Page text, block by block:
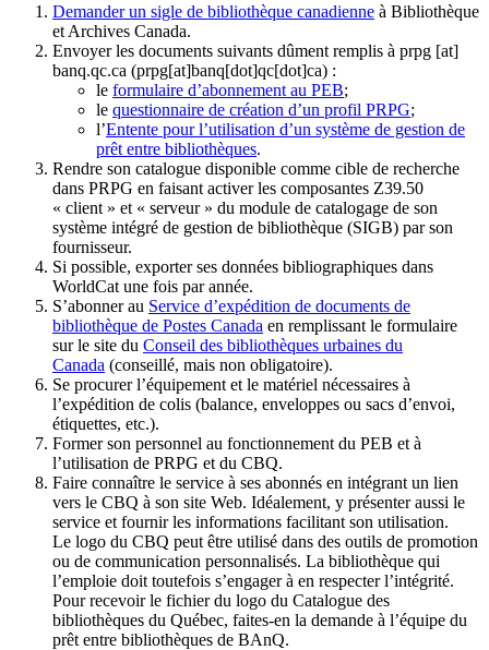
Demander un sigle de bibliothèque canadienne à Bibliothèque
et Archives Canada.
Envoyer les documents suivants dûment remplis à prpg [at]
banq.qc.ca (prpg[at]banq[dot]qc[dot]ca) :
le formulaire d’abonnement au PEB;
le questionnaire de création d’un profil PRPG;
l’Entente pour l’utilisation d’un système de gestion de
prêt entre bibliothèques.
Rendre son catalogue disponible comme cible de recherche
dans PRPG en faisant activer les composantes Z39.50
« client » et « serveur » du module de catalogage de son
système intégré de gestion de bibliothèque (SIGB) par son
fournisseur.
Si possible, exporter ses données bibliographiques dans
WorldCat une fois par année.
S’abonner au Service d’expédition de documents de
bibliothèque de Postes Canada en remplissant le formulaire
sur le site du Conseil des bibliothèques urbaines du
Canada (conseillé, mais non obligatoire).
Se procurer l’équipement et le matériel nécessaires à
l’expédition de colis (balance, enveloppes ou sacs d’envoi,
étiquettes, etc.).
Former son personnel au fonctionnement du PEB et à
l’utilisation de PRPG et du CBQ.
Faire connaître le service à ses abonnés en intégrant un lien
vers le CBQ à son site Web. Idéalement, y présenter aussi le
service et fournir les informations facilitant son utilisation.
Le logo du CBQ peut être utilisé dans des outils de promotion
ou de communication personnalisés. La bibliothèque qui
l’emploie doit toutefois s’engager à en respecter l’intégrité.
Pour recevoir le fichier du logo du Catalogue des
bibliothèques du Québec, faites-en la demande à l’équipe du
prêt entre bibliothèques de BAnQ.